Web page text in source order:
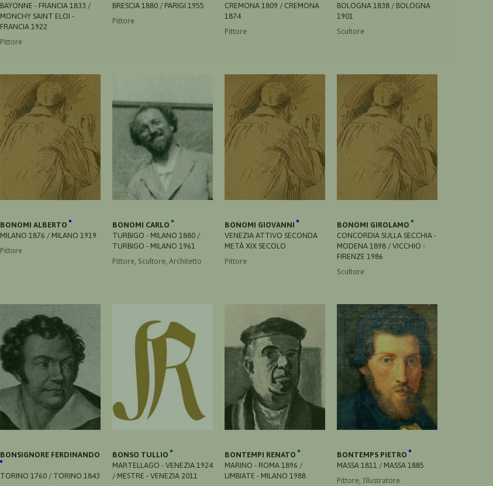
BAYONNE - FRANCIA 1833 /
MONCHY SAINT ELOI -
FRANCIA 1922
Pittore
BRESCIA 1880 / PARIGI 1955
Pittore
CREMONA 1809 / CREMONA
1874
Pittore
BOLOGNA 1838 / BOLOGNA
1901
Scultore
BONOMI ALBERTO
MILANO 1876 / MILANO 1919
Pittore
BONOMI CARLO
TURBIGO - MILANO 1880 /
TURBIGO - MILANO 1961
Pittore, Scultore, Architetto
BONOMI GIOVANNI
VENEZIA ATTIVO SECONDA
METÀ XIX SECOLO
Pittore
BONOMI GIROLAMO
CONCORDIA SULLA SECCHIA -
MODENA 1898 / VICCHIO -
FIRENZE 1986
Scultore
BONSIGNORE FERDINANDO
TORINO 1760 / TORINO 1843
BONSO TULLIO
MARTELLAGO - VENEZIA 1924
/ MESTRE - VENEZIA 2011
BONTEMPI RENATO
MARINO - ROMA 1896 /
LIMBIATE - MILANO 1988
BONTEMPS PIETRO
MASSA 1811 / MASSA 1885
Pittore, Illustratore